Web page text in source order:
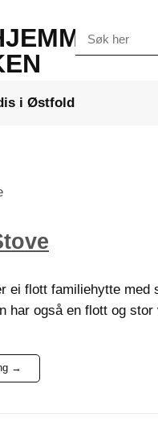
Søk
etter:
i Østfold
ei flott familiehytte
har også en flott og
→